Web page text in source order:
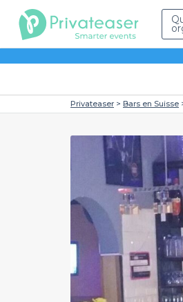
Privateaser Bars en Suisse